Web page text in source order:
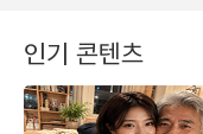
인기 콘텐츠